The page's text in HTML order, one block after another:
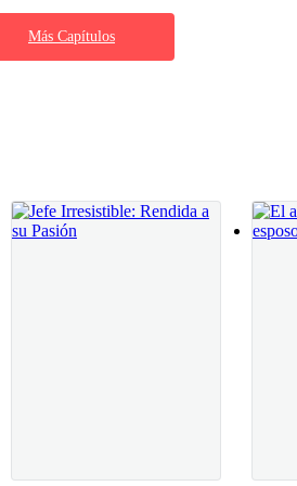
y romántico del que cualquier
equipo en la universidad, y por las
fue
que tenía se le
como se
Más Capítulos